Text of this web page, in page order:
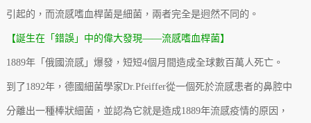
引起的，而流感嗜血桿菌是細菌，兩者完全是迥然不同的。
【誕生在「錯誤」中的偉大發現——流感嗜血桿菌】
1889年「俄國流感」爆發，短短4個月間造成全球數百萬人死亡。
到了1892年，德國細菌學家Dr.Pfeiffer從一個死於流感患者的鼻腔中
分離出一種棒狀細菌，並認為它就是造成1889年流感疫情的原因，